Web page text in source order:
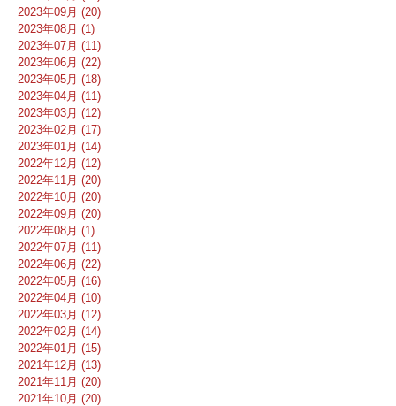
2023年09月 (20)
2023年08月 (1)
2023年07月 (11)
2023年06月 (22)
2023年05月 (18)
2023年04月 (11)
2023年03月 (12)
2023年02月 (17)
2023年01月 (14)
2022年12月 (12)
2022年11月 (20)
2022年10月 (20)
2022年09月 (20)
2022年08月 (1)
2022年07月 (11)
2022年06月 (22)
2022年05月 (16)
2022年04月 (10)
2022年03月 (12)
2022年02月 (14)
2022年01月 (15)
2021年12月 (13)
2021年11月 (20)
2021年10月 (20)